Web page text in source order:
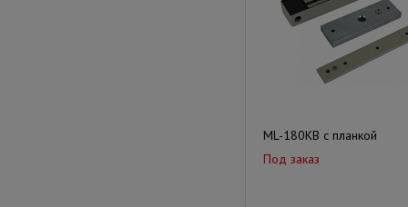
ML-180KB с планкой
Под заказ